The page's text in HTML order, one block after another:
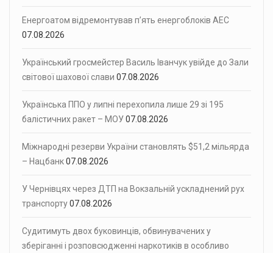
Енергоатом відремонтував п’ять енергоблоків АЕС
07.08.2026
Український гросмейстер Василь Іванчук увійде до Зали
світової шахової слави 07.08.2026
Українська ППО у липні перехопила лише 29 зі 195
балістичних ракет – МОУ07.08.2026
Міжнародні резерви України становлять $51,2 мільярда
– Нацбанк07.08.2026
У Чернівцях через ДТП на Вокзальній ускладнений рух
транспорту07.08.2026
Судитимуть двох буковинців, обвинувачених у
зберіганні і розповсюдженні наркотиків в особливо